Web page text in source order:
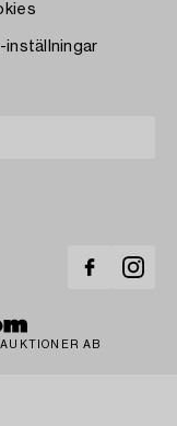
inställningar
AB